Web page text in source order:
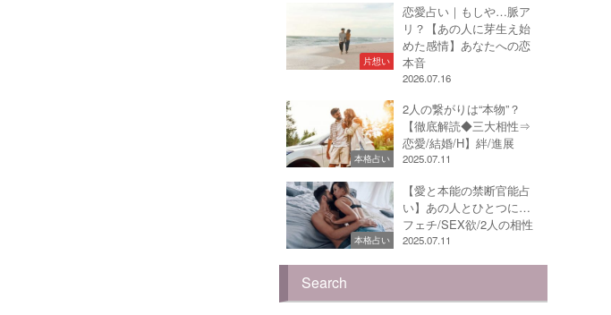
片想い
恋愛占い｜もしや…脈ア
リ？【あの人に芽生え始
めた感情】あなたへの恋
本音
2026.07.16
本格占い
2人の繋がりは“本物”？
【徹底解読◆三大相性⇒
恋愛/結婚/H】絆/進展
2025.07.11
本格占い
【愛と本能の禁断官能占
い】あの人とひとつに…
フェチ/SEX欲/2人の相性
2025.07.11
Search